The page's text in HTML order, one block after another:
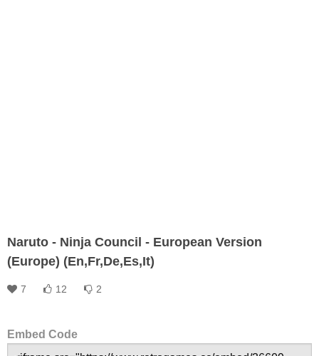
Naruto - Ninja Council - European Version
(Europe) (En,Fr,De,Es,It)
7 12 2
Embed Code